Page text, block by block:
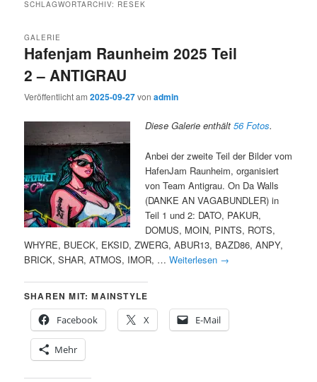
SCHLAGWORTARCHIV: RESEK
Hafenjam Raunheim 2025 Teil
2 – ANTIGRAU
GALERIE
Veröffentlicht am2025-09-27vonadmin
Diese Galerie enthält56 Fotos.
Anbei der zweite Teil der Bilder vom
HafenJam Raunheim, organisiert
von Team Antigrau. On Da Walls
(DANKE AN VAGABUNDLER) in
Teil 1 und 2: DATO, PAKUR,
DOMUS, MOIN, PINTS, ROTS,
WHYRE, BUECK, EKSID, ZWERG, ABUR13, BAZD86, ANPY,
BRICK, SHAR, ATMOS, IMOR, …Weiterlesen →
SHAREN MIT: MAINSTYLE
Facebook
X E-Mail
Mehr